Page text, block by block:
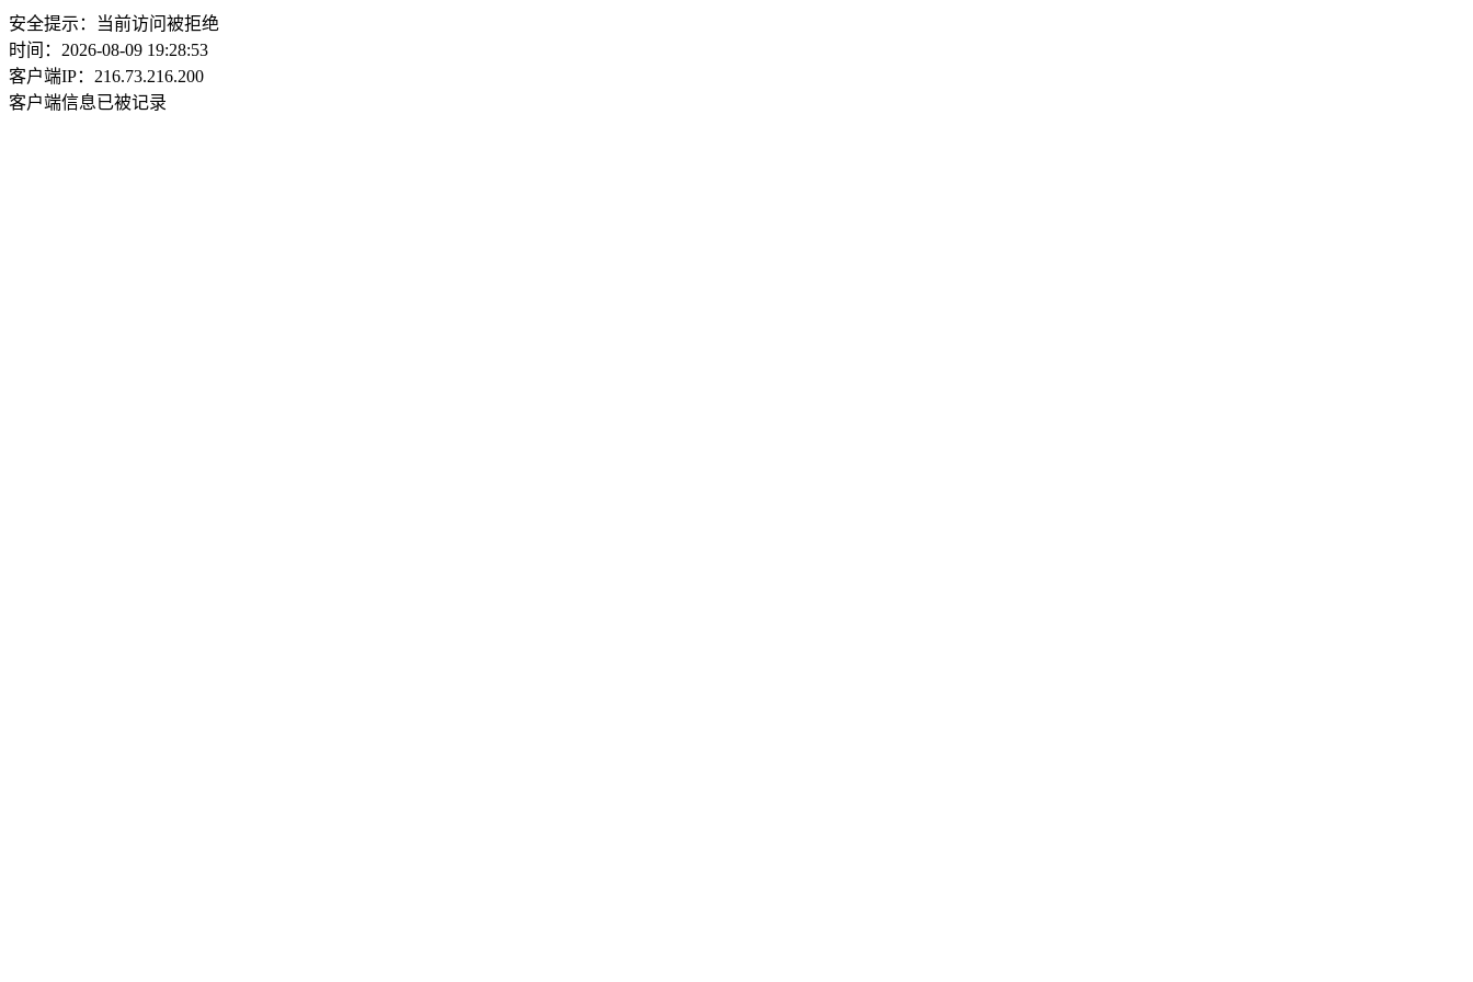
安全提示：当前访问被拒绝
时间：2026-08-09 19:28:53
客户端IP：216.73.216.200
客户端信息已被记录